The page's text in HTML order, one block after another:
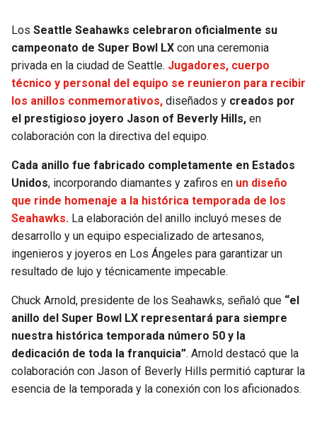
PACKERS
VIKINGS
FALCONS
PANTHERS
SAINTS
BUCCANEERS
TIMBERWOLVES
THUNDER
TRAIL BLAZERS
JAZZ
Los Seattle Seahawks celebraron oficialmente su
campeonato de Super Bowl LX con una ceremonia
privada en la ciudad de Seattle. Jugadores, cuerpo
técnico y personal del equipo se reunieron para recibir
los anillos conmemorativos, diseñados y creados por
el prestigioso joyero Jason of Beverly Hills, en
colaboración con la directiva del equipo.
Cada anillo fue fabricado completamente en Estados
Unidos, incorporando diamantes y zafiros en un diseño
que rinde homenaje a la histórica temporada de los
Seahawks. La elaboración del anillo incluyó meses de
desarrollo y un equipo especializado de artesanos,
ingenieros y joyeros en Los Ángeles para garantizar un
resultado de lujo y técnicamente impecable.
Chuck Arnold, presidente de los Seahawks, señaló que “el
anillo del Super Bowl LX representará para siempre
nuestra histórica temporada número 50 y la
dedicación de toda la franquicia”. Arnold destacó que la
colaboración con Jason of Beverly Hills permitió capturar la
esencia de la temporada y la conexión con los aficionados.